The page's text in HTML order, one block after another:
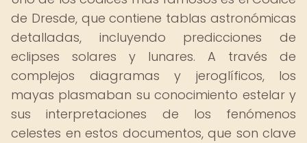
de Dresde, que contiene tablas astronómicas
detalladas, incluyendo predicciones de
eclipses solares y lunares. A través de
complejos diagramas y jeroglíficos, los
mayas plasmaban su conocimiento estelar y
sus interpretaciones de los fenómenos
celestes en estos documentos, que son clave